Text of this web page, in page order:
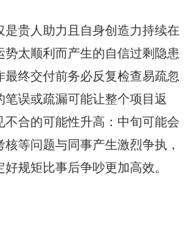
是贵人助力且自身创造力持续在
势太顺利而产生的自信过剩隐患
终交付前务必反复检查易疏忽
笔误或疏漏可能让整个项目返
不合的可能性升高：中旬可能会
等问题与同事产生激烈争执，
规矩比事后争吵更加高效。